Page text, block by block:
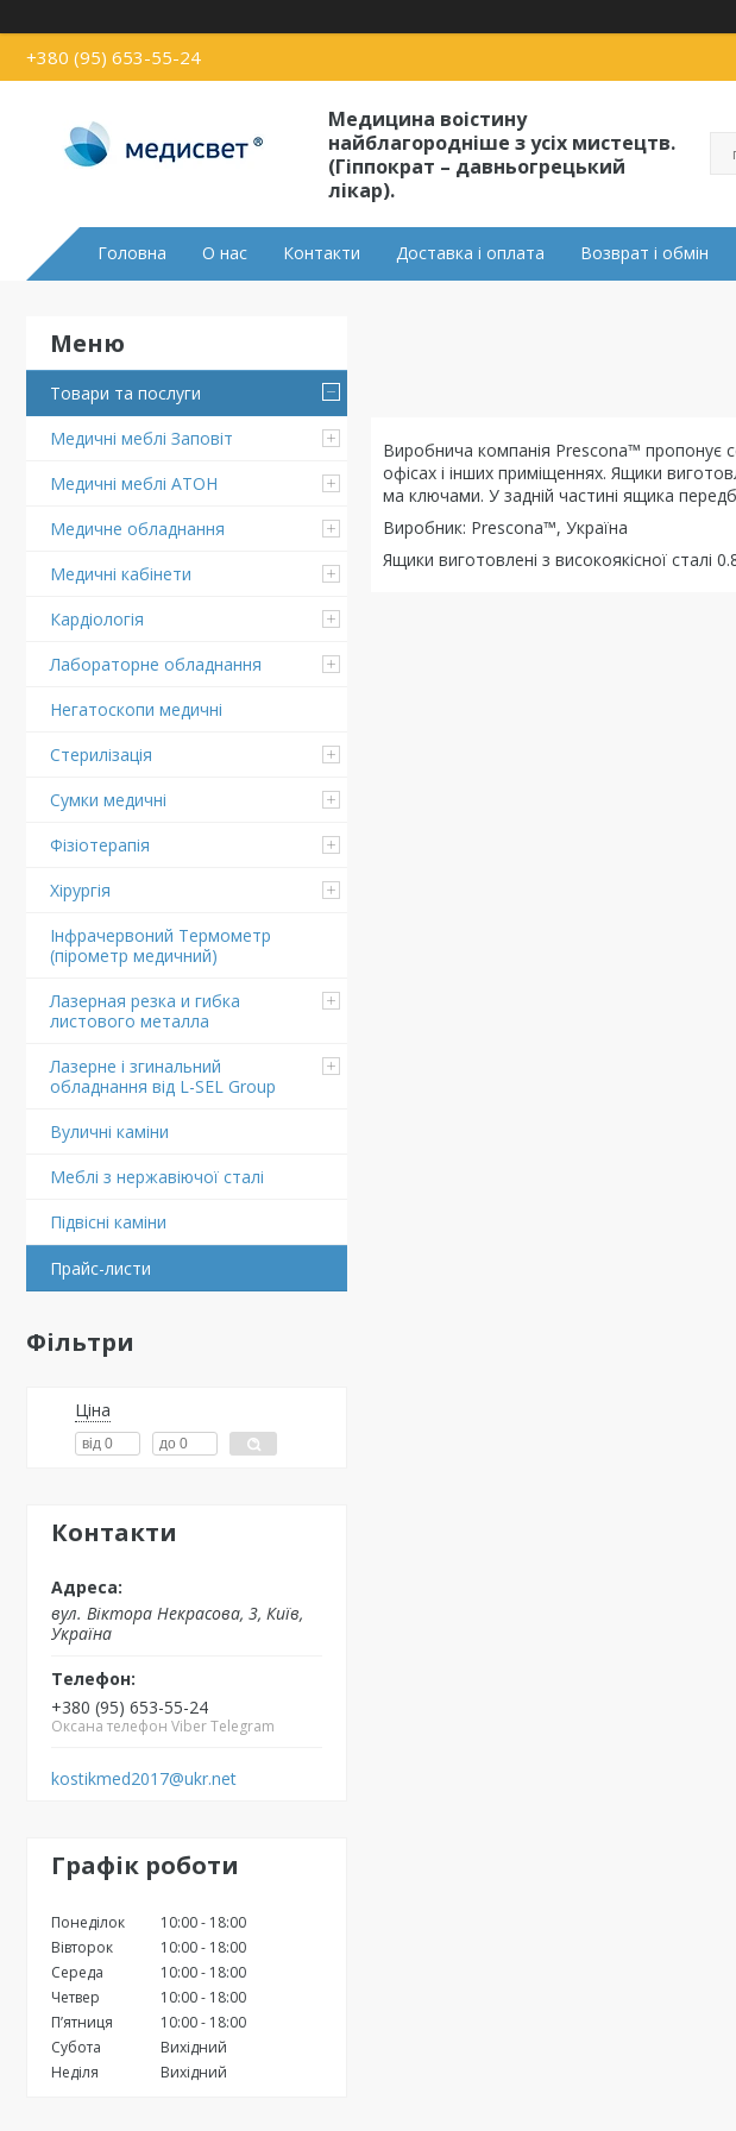
+380 (95) 653-55-24
Медицина воістину
найблагородніше з усіх мистецтв.
(Гіппократ – давньогрецький
лікар).
Головна О нас Контакти Доставка і оплата Возврат і обмін
Товари та послуги
Медичні меблі Заповіт
Медичні меблі АТОН
Медичне обладнання
Медичні кабінети
Кардіологія
Лабораторне обладнання
Негатоскопи медичні
Стерилізація
Сумки медичні
Фізіотерапія
Хірургія
Інфрачервоний Термометр
(пірометр медичний)
Лазерная резка и гибка
листового металла
Лазерне і згинальний
обладнання від L-SEL Group
Вуличні каміни
Меблі з нержавіючої сталі
Підвіснi каміни
Прайс-листи
Фільтри
Ціна
Контакти
вул. Вiктора Некрасова, 3, Київ,
Україна
+380 (95) 653-55-24
Оксана телефон Viber Telegram
kostikmed2017@ukr.net
Графік роботи
Понеділок 10:00
18:00
Вівторок
10:00
18:00
Середа
10:00
18:00
Четвер
10:00
18:00
Пʼятниця
10:00
18:00
Субота
Вихідний
Неділя
Вихідний
Виробнича компанія Prescona™ пропонує
офісах і інших приміщеннях. Ящики
ма ключами. У задній частині ящика
Виробник: Prescona™, Україна
Ящики виготовлені з високоякісної сталі